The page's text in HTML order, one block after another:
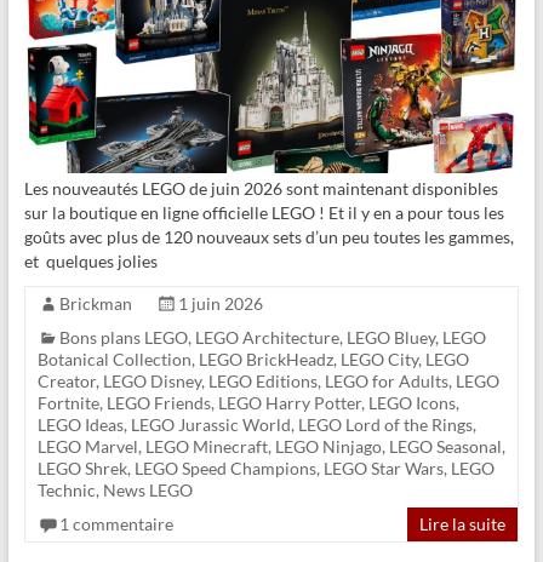
Les nouveautés LEGO de juin 2026 sont maintenant disponibles
sur la boutique en ligne officielle LEGO ! Et il y en a pour tous les
goûts avec plus de 120 nouveaux sets d’un peu toutes les gammes,
et quelques jolies
Brickman
1 juin 2026
Bons plans LEGO, LEGO Architecture, LEGO Bluey, LEGO
Botanical Collection, LEGO BrickHeadz, LEGO City, LEGO
Creator, LEGO Disney, LEGO Editions, LEGO for Adults, LEGO
Fortnite, LEGO Friends, LEGO Harry Potter, LEGO Icons,
LEGO Ideas, LEGO Jurassic World, LEGO Lord of the Rings,
LEGO Marvel, LEGO Minecraft, LEGO Ninjago, LEGO Seasonal,
LEGO Shrek, LEGO Speed Champions, LEGO Star Wars, LEGO
Technic, News LEGO
1 commentaire
Lire la suite